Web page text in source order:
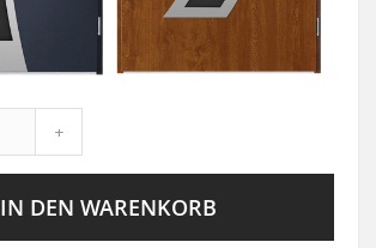
+
IN DEN WARENKORB